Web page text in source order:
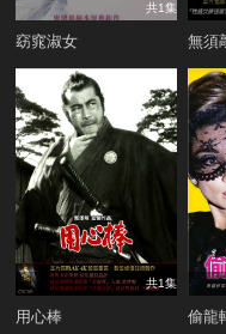
共1集
窈窕淑女 無須
共1集
用心棒 偷龍